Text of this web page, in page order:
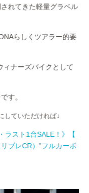
れてきた軽量グラベル
らしくツアラー的要
ィナーズバイクとして
す。
していただければ↓
ラスト1台SALE！》【
ブレCR）”フルカーボ